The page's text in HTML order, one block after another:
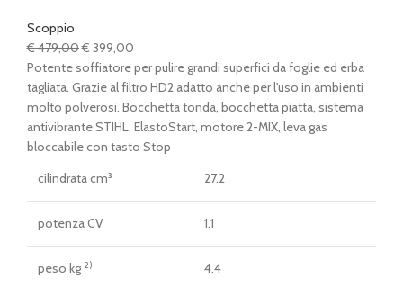
Scoppio
€479,00Il
prezzo
originale
era:
€ 479,00.
€ 399,00
prezzo
attuale
è:
€ 399,00.
Potente soffiatore per pulire grandi superfici da foglie ed erba
tagliata. Grazie al filtro HD2 adatto anche per l'uso in ambienti
molto polverosi. Bocchetta tonda, bocchetta piatta, sistema
antivibrante STIHL, ElastoStart, motore 2-MIX, leva gas
bloccabile con tasto Stop
cilindrata cm³
27.2
potenza CV 1.1
peso kg 2) 4.4